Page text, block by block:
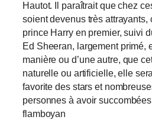
Hautot. Il paraîtrait que chez
soient devenus très attrayants,
prince Harry en premier, suivi
Ed Sheeran, largement primé,
manière ou d’une autre, que
naturelle ou artificielle, elle
favorite des stars et
personnes à avoir
flamboyan